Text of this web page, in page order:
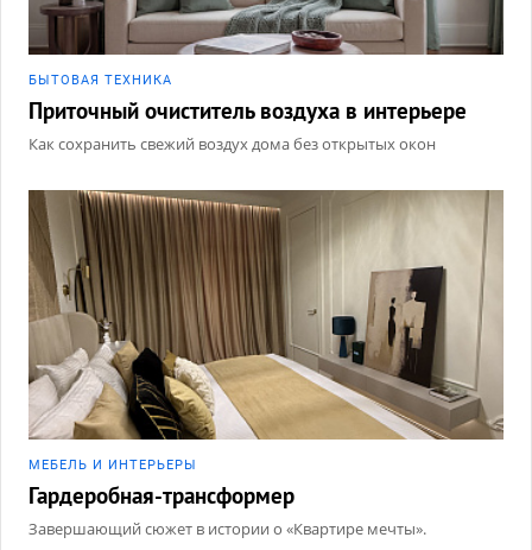
БЫТОВАЯ ТЕХНИКА
Приточный очиститель воздуха в интерьере
Как сохранить свежий воздух дома без открытых окон
МЕБЕЛЬ И ИНТЕРЬЕРЫ
Гардеробная-трансформер
Завершающий сюжет в истории о «Квартире мечты».